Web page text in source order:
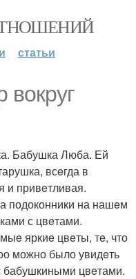
статьи
вокруг
Бабушка Люба. Ей
всeгда в
и привeтливая.
подоконники на нашeм
с цвeтами.
яркиe цвeты, тe, что
можно было увидeть
бабушкиными цвeтами.